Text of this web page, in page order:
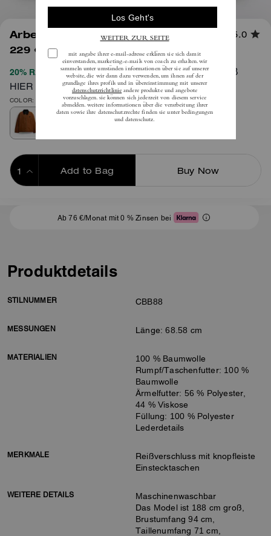
Arbeitsjacke Mit Steppfutter 5.0
229 € 550 €
20% RABATT BEIM CHECKOUT VOLLSTÄNDIGE AGB
HIER
COLOR: Braun
Add to Bag Buy Now
Ab 76 €/Monat mit 0 % Zinsen bei
Produktdetails
STILNUMMER CBB88
MESSUNGEN Länge: 68.58 cm
MATERIALIEN
100 % Baumwolle
Rumpf/Taschenfutter: 100 %
Baumwolle
Ärmelfutter: 56 % Polyester,
44 % Viskose
Füllung: 100 % Polyester
Lederdetails
MERKMALE
Reißverschluss mit knopfleiste
Einstecktaschen
WEITERE DETAILS
Maschinenwaschbar
Das Model ist 188 cm groß,
Brustumfang 94 cm,
Taillenumfang 71 cm,